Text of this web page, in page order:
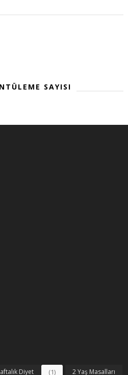
SAYISI
Diyet (1) 2 Yaş Masalları